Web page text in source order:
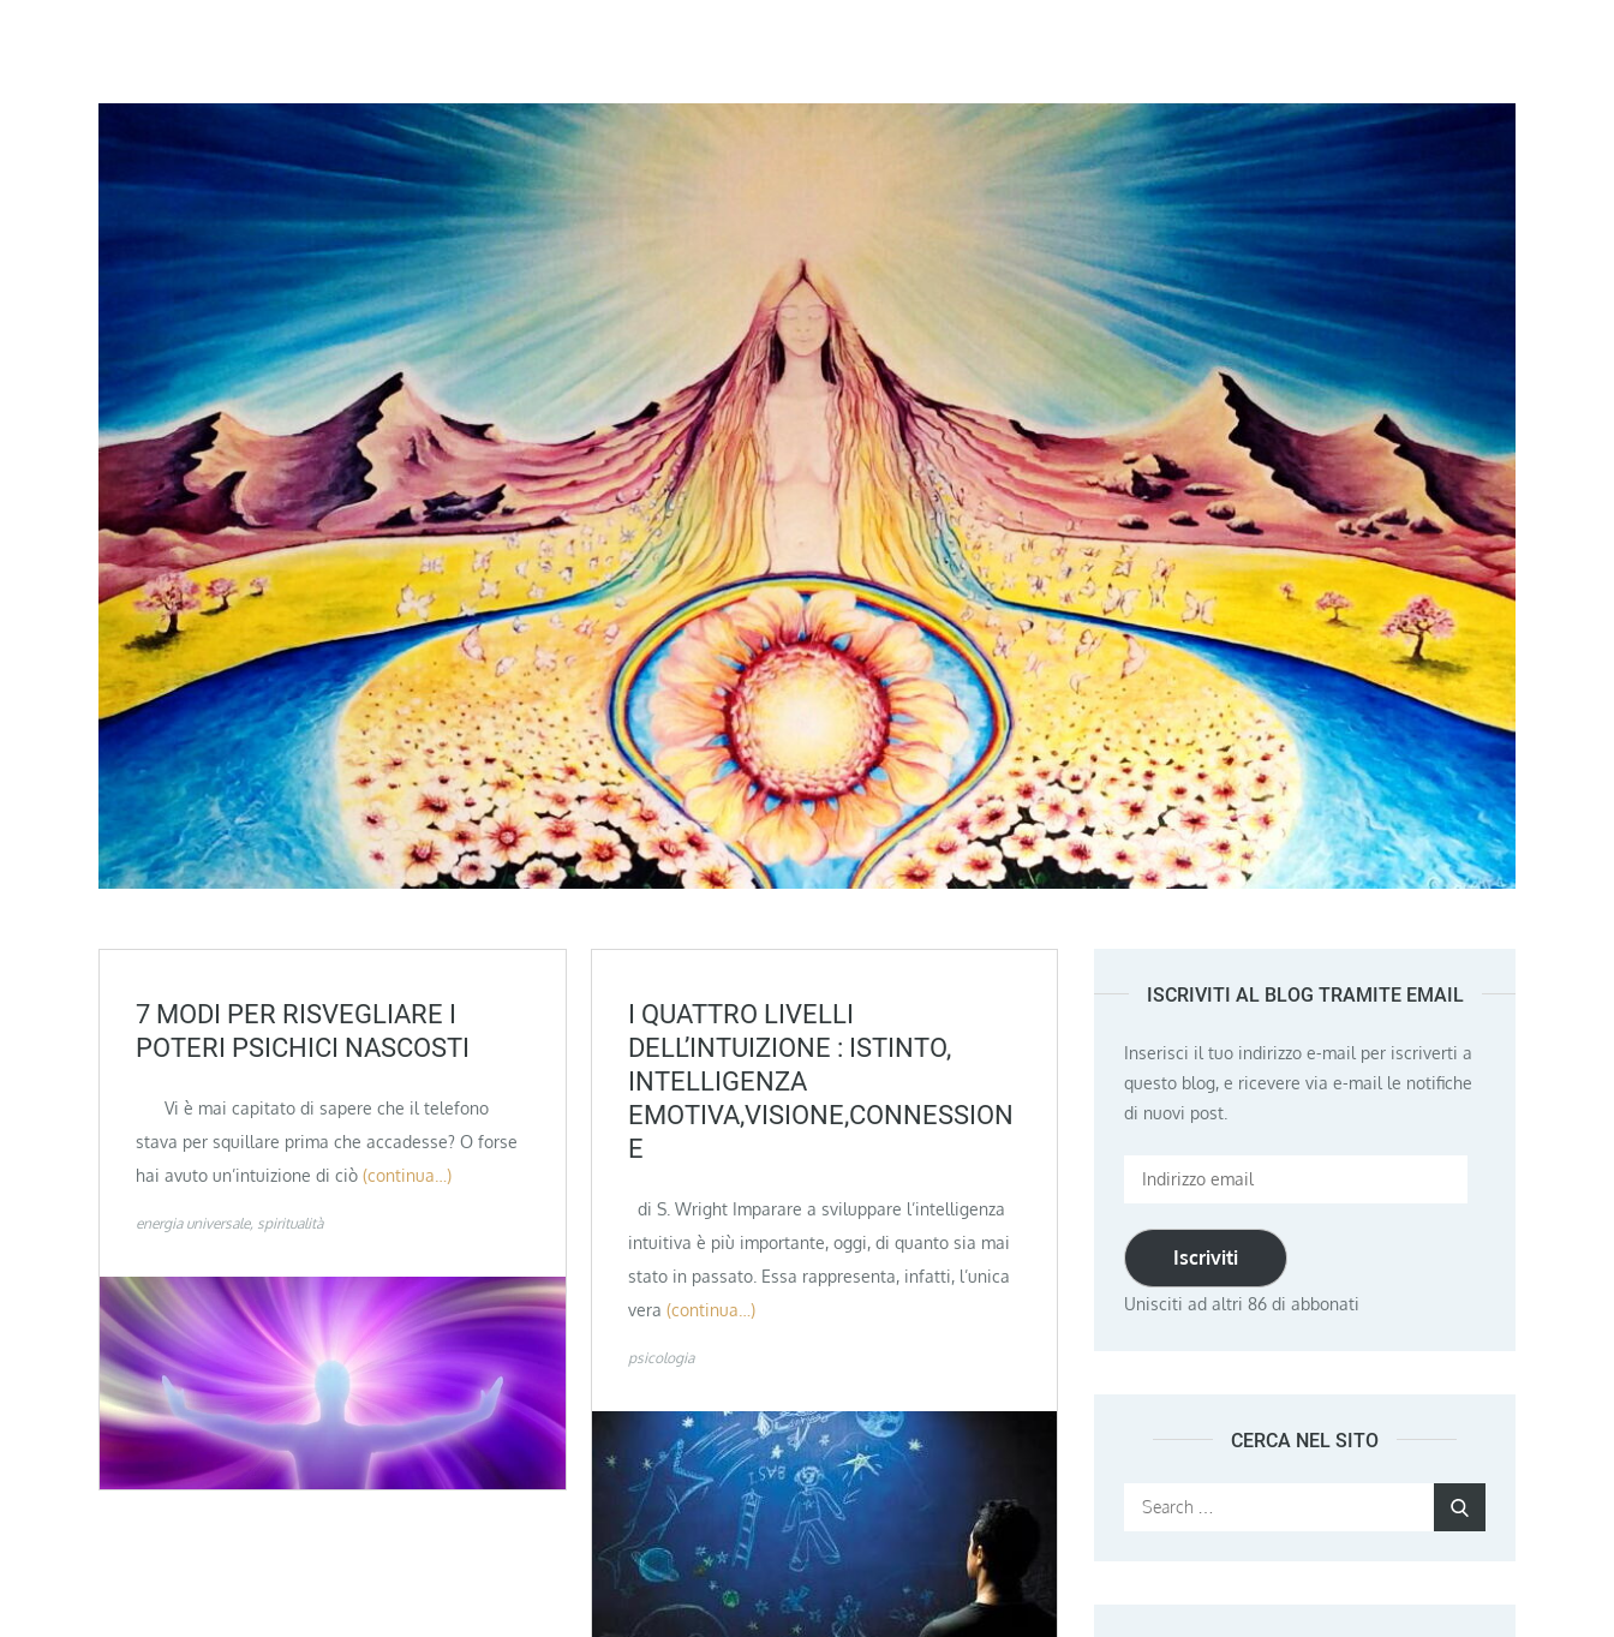
7 MODI PER RISVEGLIARE I
POTERI PSICHICI NASCOSTI
Vi è mai capitato di sapere che il telefono
stava per squillare prima che accadesse? O forse
hai avuto un’intuizione di ciò (continua…)
energia universale spiritualità
I QUATTRO LIVELLI
DELL’INTUIZIONE : ISTINTO,
INTELLIGENZA
EMOTIVA,VISIONE,CONNESSION
E
di S. Wright Imparare a sviluppare l’intelligenza
intuitiva è più importante, oggi, di quanto sia mai
stato in passato. Essa rappresenta, infatti, l’unica
vera (continua…)
psicologia
ISCRIVITI AL BLOG TRAMITE EMAIL
Inserisci il tuo indirizzo e-mail per iscriverti a
questo blog, e ricevere via e-mail le notifiche
di nuovi post.
Indirizzo
Iscriviti
Unisciti ad altri 86 di abbonati
CERCA NEL SITO
Search